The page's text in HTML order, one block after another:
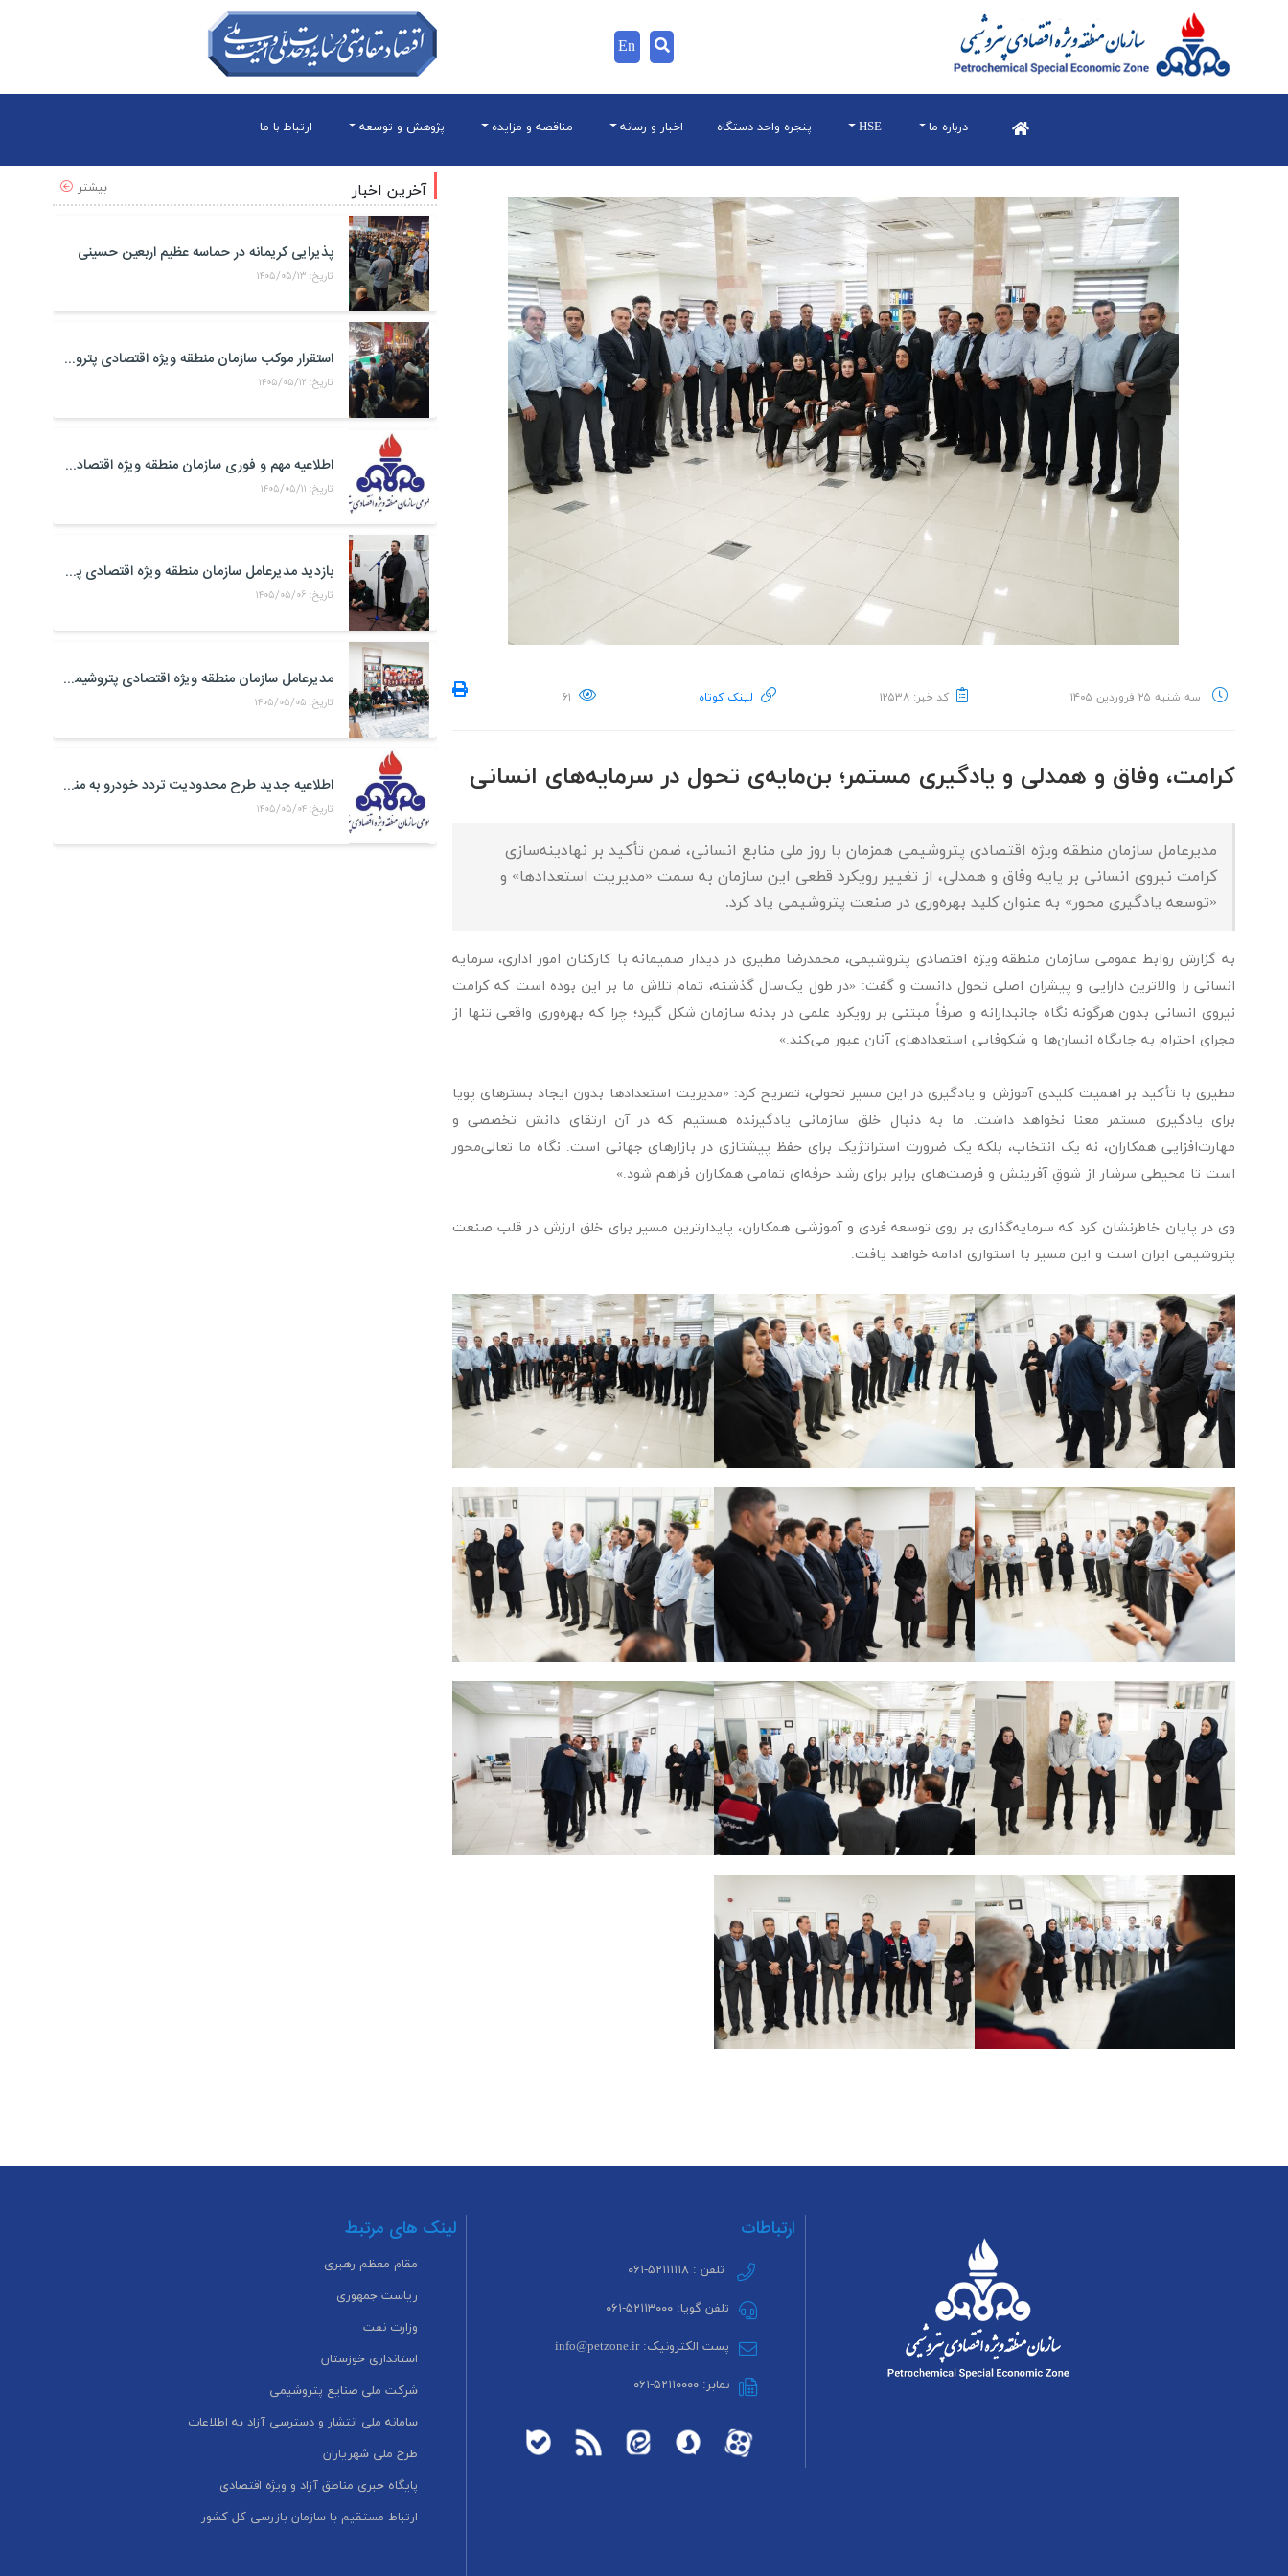
En
درباره ما HSE پنجره واحد دستگاه اخبار و رسانه مناقصه و مزایده پژوهش و توسعه ارتباط با ما
سه شنبه ۲۵ فروردین ۱۴۰۵ کد خبر: ۱۲۵۳۸ لینک کوتاه ۶۱
کرامت، وفاق و همدلی و یادگیری مستمر؛ بن‌مایه‌ی تحول در سرمایه‌های انسانی
مدیرعامل سازمان منطقه ویژه اقتصادی پتروشیمی همزمان با روز ملی منابع انسانی، ضمن تأکید بر نهادینه‌سازی
کرامت نیروی انسانی بر پایه وفاق و همدلی، از تغییر رویکرد قطعی این سازمان به سمت «مدیریت استعدادها» و
«توسعه یادگیری محور» به عنوان کلید بهره‌وری در صنعت پتروشیمی یاد کرد.
به گزارش روابط عمومی سازمان منطقه ویژه اقتصادی پتروشیمی، محمدرضا مطیری در دیدار صمیمانه با کارکنان امور اداری، سرمایه
انسانی را والاترین دارایی و پیشران اصلی تحول دانست و گفت: «در طول یک‌سال گذشته، تمام تلاش ما بر این بوده است که کرامت
نیروی انسانی بدون هرگونه نگاه جانبدارانه و صرفاً مبتنی بر رویکرد علمی در بدنه سازمان شکل گیرد؛ چرا که بهره‌وری واقعی تنها از
مجرای احترام به جایگاه انسان‌ها و شکوفایی استعدادهای آنان عبور می‌کند.»
مطیری با تأکید بر اهمیت کلیدی آموزش و یادگیری در این مسیر تحولی، تصریح کرد: «مدیریت استعدادها بدون ایجاد بسترهای پویا
برای یادگیری مستمر معنا نخواهد داشت. ما به دنبال خلق سازمانی یادگیرنده هستیم که در آن ارتقای دانش تخصصی و
مهارت‌افزایی همکاران، نه یک انتخاب، بلکه یک ضرورت استراتژیک برای حفظ پیشتازی در بازارهای جهانی است. نگاه ما تعالی‌محور
است تا محیطی سرشار از شوقِ آفرینش و فرصت‌های برابر برای رشد حرفه‌ای تمامی همکاران فراهم شود.»
وی در پایان خاطرنشان کرد که سرمایه‌گذاری بر روی توسعه فردی و آموزشی همکاران، پایدارترین مسیر برای خلق ارزش در قلب صنعت
پتروشیمی ایران است و این مسیر با استواری ادامه خواهد یافت.
بیشتر آخرین اخبار
پذیرایی کریمانه در حماسه عظیم اربعین حسینی
تاریخ: ۱۴۰۵/۰۵/۱۳
استقرار موکب سازمان منطقه ویژه اقتصادی پتروشیمی در محل تجمعات مردمی در میدان امام بندر ماهشهر
تاریخ: ۱۴۰۵/۰۵/۱۲
اطلاعیه مهم و فوری سازمان منطقه ویژه اقتصادی پتروشیمی
تاریخ: ۱۴۰۵/۰۵/۱۱
بازدید مدیرعامل سازمان منطقه ویژه اقتصادی پتروشیمی از موکب حضرت علی اکبر(ع) کارکنان منطقه ویژه اقتصادی پتروشیمی در مرز شلمچه
تاریخ: ۱۴۰۵/۰۵/۰۶
مدیرعامل سازمان منطقه ویژه اقتصادی پتروشیمی با فرمانده جدید سپاه بندر ماهشهر، امام جمعه شهرستان و خانواده شهدای صنعت پتروشیمی دیدار کرد
تاریخ: ۱۴۰۵/۰۵/۰۵
اطلاعیه جدید طرح محدودیت تردد خودرو به منطقه ویژه اقتصادی پتروشیمی
تاریخ: ۱۴۰۵/۰۵/۰۴
ارتباطات
تلفن : ۵۲۱۱۱۱۱۸-۰۶۱
تلفن گویا: ۵۲۱۱۳۰۰۰-۰۶۱
پست الکترونیک: info@petzone.ir
نمابر: ۵۲۱۱۰۰۰۰-۰۶۱
لینک های مرتبط
مقام معظم رهبری
ریاست جمهوری
وزارت نفت
استانداری خوزستان
شرکت ملی صنایع پتروشیمی
سامانه ملی انتشار و دسترسی آزاد به اطلاعات
طرح ملی شهریاران
پایگاه خبری مناطق آزاد و ویژه اقتصادی
ارتباط مستقیم با سازمان بازرسی کل کشور